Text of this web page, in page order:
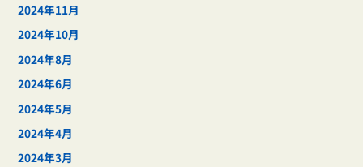
2024年11月
2024年10月
2024年8月
2024年6月
2024年5月
2024年4月
2024年3月